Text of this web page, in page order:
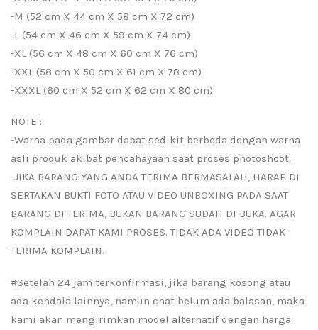
-M (52 cm X 44 cm X 58 cm X 72 cm)
-L (54 cm X 46 cm X 59 cm X 74 cm)
-XL (56 cm X 48 cm X 60 cm X 76 cm)
-XXL (58 cm X 50 cm X 61 cm X 78 cm)
-XXXL (60 cm X 52 cm X 62 cm X 80 cm)
NOTE :
-Warna pada gambar dapat sedikit berbeda dengan warna
asli produk akibat pencahayaan saat proses photoshoot.
-JIKA BARANG YANG ANDA TERIMA BERMASALAH, HARAP DI
SERTAKAN BUKTI FOTO ATAU VIDEO UNBOXING PADA SAAT
BARANG DI TERIMA, BUKAN BARANG SUDAH DI BUKA. AGAR
KOMPLAIN DAPAT KAMI PROSES. TIDAK ADA VIDEO TIDAK
TERIMA KOMPLAIN.
#Setelah 24 jam terkonfirmasi, jika barang kosong atau
ada kendala lainnya, namun chat belum ada balasan, maka
kami akan mengirimkan model alternatif dengan harga